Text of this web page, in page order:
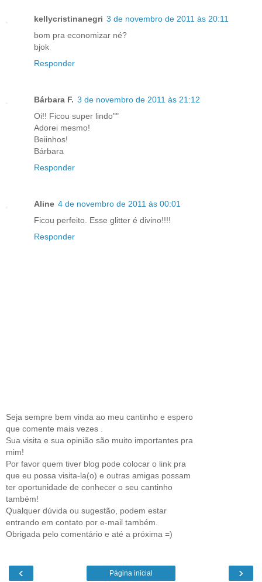
kellycristinanegri 3 de novembro de 2011 às 20:11
bom pra economizar né?
bjok
Responder
Bárbara F. 3 de novembro de 2011 às 21:12
Oi!! Ficou super lindo""
Adorei mesmo!
Beiinhos!
Bárbara
Responder
Aline 4 de novembro de 2011 às 00:01
Ficou perfeito. Esse glitter é divino!!!!
Responder
Seja sempre bem vinda ao meu cantinho e espero
que comente mais vezes .
Sua visita e sua opinião são muito importantes pra
mim!
Por favor quem tiver blog pode colocar o link pra
que eu possa visita-la(o) e outras amigas possam
ter oportunidade de conhecer o seu cantinho
também!
Qualquer dúvida ou sugestão, podem estar
entrando em contato por e-mail também.
Obrigada pelo comentário e até a próxima =)
‹ ›
Página inicial